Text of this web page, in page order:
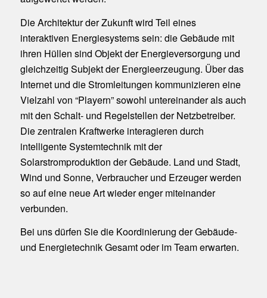
Die Architektur der Zukunft wird Teil eines
interaktiven Energiesystems sein: die Gebäude mit
ihren Hüllen sind Objekt der Energieversorgung und
gleichzeitig Subjekt der Energieerzeugung. Über das
Internet und die Stromleitungen kommunizieren eine
Vielzahl von “Playern” sowohl untereinander als auch
mit den Schalt- und Regelstellen der Netzbetreiber.
Die zentralen Kraftwerke interagieren durch
intelligente Systemtechnik mit der
Solarstromproduktion der Gebäude. Land und Stadt,
Wind und Sonne, Verbraucher und Erzeuger werden
so auf eine neue Art wieder enger miteinander
verbunden.
Bei uns dürfen Sie die Koordinierung der Gebäude-
und Energietechnik Gesamt oder im Team erwarten.